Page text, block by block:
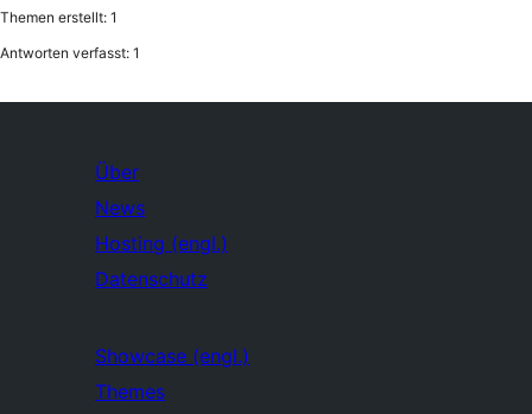
Themen erstellt: 1
Antworten verfasst: 1
Über
News
Hosting (engl.)
Datenschutz
Showcase (engl.)
Themes